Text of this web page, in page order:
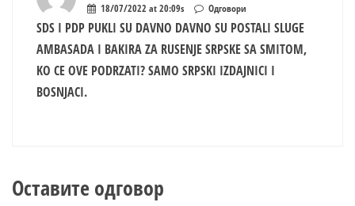
18/07/2022 at 20:09s Одговори
SDS I PDP PUKLI SU DAVNO DAVNO SU POSTALI SLUGE
AMBASADA I BAKIRA ZA RUSENJE SRPSKE SA SMITOM,
KO CE OVE PODRZATI? SAMO SRPSKI IZDAJNICI I
BOSNJACI.
Оставите одговор